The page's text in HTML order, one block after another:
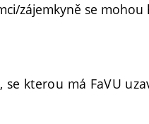
zájemkyně se mohou
kterou má FaVU